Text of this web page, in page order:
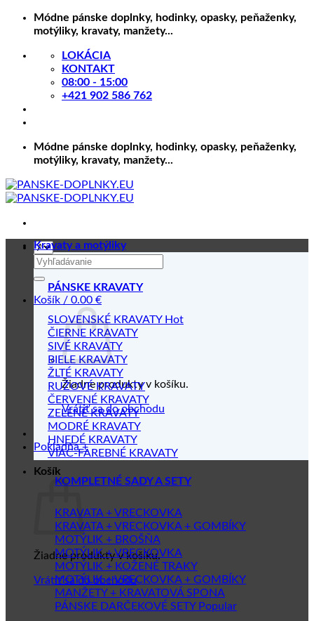
Skip
Módne pánske doplnky, hodinky, opasky, peňaženky,
motýliky, kravaty, manžety...
LOKÁCIA
KONTAKT
08:00 - 15:00
+421 902 586 762
Módne pánske doplnky, hodinky, opasky, peňaženky,
motýliky, kravaty, manžety...
Hľadať:
Košík / 0.00 €
Žiadne produkty v košíku.
Vrátiť sa do obchodu
Pokladňa +
Košík
Žiadne produkty v košíku.
Vrátiť sa do obchodu
Kravaty a motýliky
PÁNSKE KRAVATY
SLOVENSKÉ KRAVATY
ČIERNE KRAVATY
SIVÉ KRAVATY
BIELE KRAVATY
ŽLTÉ KRAVATY
RUŽOVÉ KRAVATY
ČERVENÉ KRAVATY
ZELENÉ KRAVATY
MODRÉ KRAVATY
HNEDÉ KRAVATY
VIAC-FAREBNÉ KRAVATY
KOMPLETNÉ SADY A SETY
KRAVATA + VRECKOVKA
KRAVATA + VRECKOVKA + GOMBÍKY
MOTÝLIK + BROŠŇA
MOTÝLIK + VRECKOVKA
MOTÝLIK + KOŽENÉ TRAKY
MOTÝLIK + VRECKOVKA + GOMBÍKY
MANŽETY + KRAVATOVÁ SPONA
PÁNSKE DARČEKOVÉ SETY